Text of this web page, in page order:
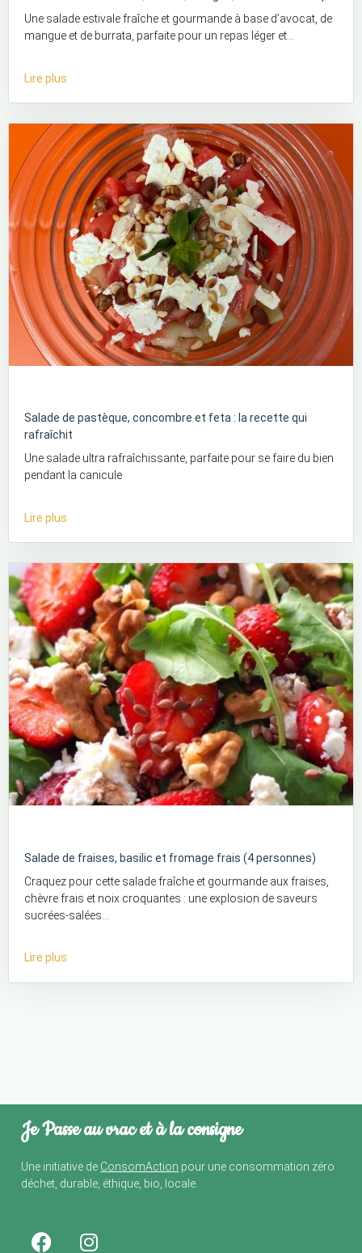
Une salade estivale fraîche et gourmande à base d’avocat, de
mangue et de burrata, parfaite pour un repas léger et...
Lire plus
Salade de pastèque, concombre et feta : la recette qui
rafraîchit
Une salade ultra rafraîchissante, parfaite pour se faire du bien
pendant la canicule
Lire plus
Salade de fraises, basilic et fromage frais (4 personnes)
Craquez pour cette salade fraîche et gourmande aux fraises,
chèvre frais et noix croquantes : une explosion de saveurs
sucrées-salées...
Lire plus
Je Passe au vrac et à la consigne
Une initiative de ConsomAction pour une consommation zéro
déchet, durable, éthique, bio, locale.